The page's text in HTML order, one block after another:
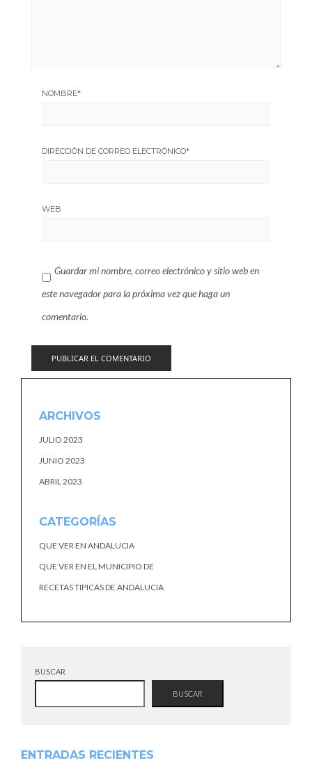
NOMBRE*
DIRECCIÓN DE CORREO ELECTRÓNICO*
WEB
Guardar mi nombre, correo electrónico y sitio web en
este navegador para la próxima vez que haga un
comentario.
ARCHIVOS
JULIO 2023
JUNIO 2023
ABRIL 2023
CATEGORÍAS
QUE VER EN ANDALUCIA
QUE VER EN EL MUNICIPIO DE
RECETAS TIPICAS DE ANDALUCIA
BUSCAR
BUSCAR
ENTRADAS RECIENTES